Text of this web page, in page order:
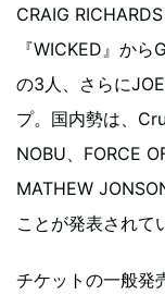
CRAIG
『WICKED』か
の3人、さらに
プ。国内勢は、
NOBU、FORCE
MATHEW
ことが発表されて
チケットの一般発